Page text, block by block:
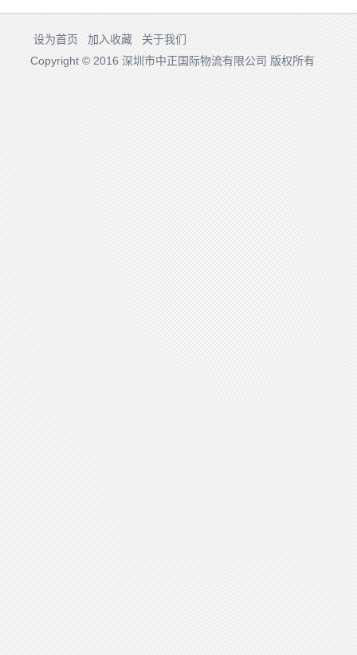
设为首页 加入收藏
关于我们
Copyright © 2016 深圳市中正国际物流有限公司 版权所有